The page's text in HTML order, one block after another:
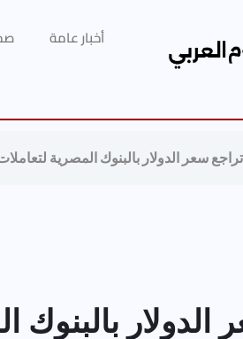
أخبار عامة
سعر الدولار بالبنوك المصرية
بالبنوك